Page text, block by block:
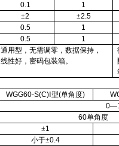
0.1
1
±2 ±2.5
0.5
1
0.5
1
通用型，无需调零，数据保持，
线性好，密码包装箱。
WGG60-S(C)Ⅰ型(单角度)
60单角度
±1
小于±0.4